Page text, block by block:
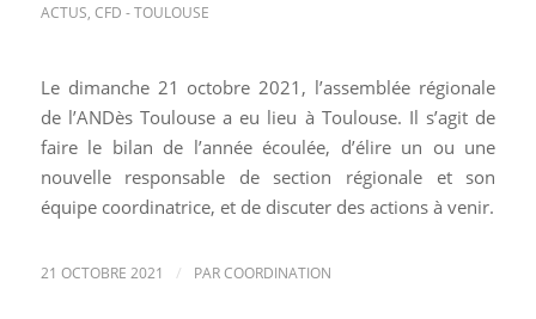
ACTUS, CFD - TOULOUSE
Le dimanche 21 octobre 2021, l’assemblée régionale
de l’ANDès Toulouse a eu lieu à Toulouse. Il s’agit de
faire le bilan de l’année écoulée, d’élire un ou une
nouvelle responsable de section régionale et son
équipe coordinatrice, et de discuter des actions à venir.
21 OCTOBRE 2021 / PARCOORDINATION